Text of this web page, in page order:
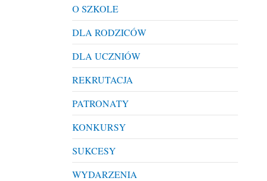
O SZKOLE
DLA RODZICÓW
DLA UCZNIÓW
REKRUTACJA
PATRONATY
KONKURSY
SUKCESY
WYDARZENIA